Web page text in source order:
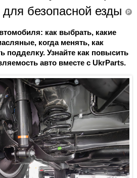
безопасной езды
P
как выбрать, какие
когда менять, как
подделку. Узнайте как повысить
авто вместе с UkrParts.